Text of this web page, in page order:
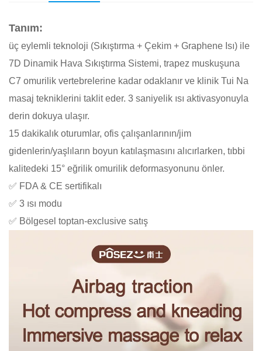
Tanım:
üç eylemli teknoloji (Sıkıştırma + Çekim + Graphene Isı) ile
7D Dinamik Hava Sıkıştırma Sistemi, trapez muskuşuna
C7 omurilik vertebrelerine kadar odaklanır ve klinik Tui Na
masaj tekniklerini taklit eder. 3 saniyelik ısı aktivasyonuyla
derin dokuya ulaşır.
15 dakikalık oturumlar, ofis çalışanlarının/jim
gidenlerin/yaşlıların boyun katılaşmasını alıcırlarken, tıbbi
kalitedeki 15° eğrilik omurilik deformasyonunu önler.
✅ FDA & CE sertifikalı
✅ 3 ısı modu
✅ Bölgesel toptan-exclusive satış